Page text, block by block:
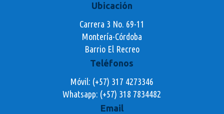
Ubicación
Carrera 3 No. 69-11
Montería-Córdoba
Barrio El Recreo
Teléfonos
Móvil: (+57) 317 4273346
Whatsapp: (+57) 318 7834482
Email